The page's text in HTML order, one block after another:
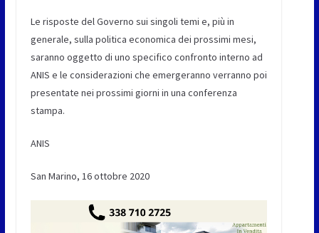
Le risposte del Governo sui singoli temi e, più in
generale, sulla politica economica dei prossimi mesi,
saranno oggetto di uno specifico confronto interno ad
ANIS e le considerazioni che emergeranno verranno poi
presentate nei prossimi giorni in una conferenza
stampa.
ANIS
San Marino, 16 ottobre 2020